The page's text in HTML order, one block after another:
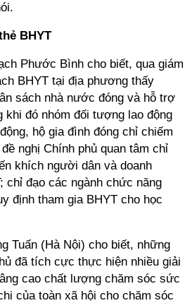
BHYT
Phước Bình cho biết, qua giám
BHYT tại địa phương thấy
sách nhà nước đóng và hỗ trợ
khi đó nhóm đối tượng lao động
hộ gia đình đóng chỉ chiếm
nghị Chính phủ quan tâm chỉ
khích người dân và doanh
chỉ đạo các ngành chức năng
định tham gia BHYT cho học
Tuấn (Hà Nội) cho biết, những
đã tích cực thực hiện nhiều giải
cao chất lượng chăm sóc sức
của toàn xã hội cho chăm sóc